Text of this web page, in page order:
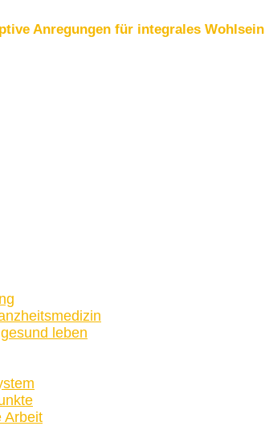
Anregungen für integrales Wohlsein
leben
Arbeit